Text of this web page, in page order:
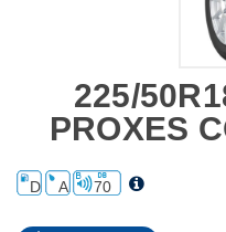
225/
PROXES
D A 70